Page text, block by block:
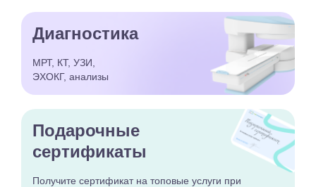
Диагностика
МРТ, КТ, УЗИ,
ЭХОКГ, анализы
Подарочные
сертификаты
Получите сертификатна топовые услуги при